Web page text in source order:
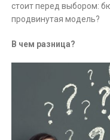
стоит перед выбором:
продвинутая модель?
В чем разница?